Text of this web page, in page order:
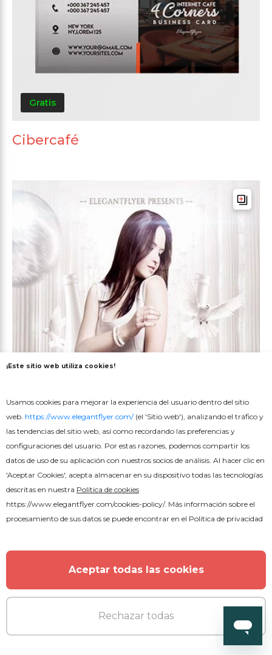
Gratis
Cibercafé
Premium
¡Este sitio web utiliza cookies!
Usamos cookies para mejorar la experiencia del usuario dentro del sitio
web. https://www.elegantflyer.com/(el 'Sitio web'), analizando el tráfico y
las tendencias del sitio web, así como recordando las preferencias y
configuraciones del usuario. Por estas razones, podemos compartir los
datos de uso de su aplicación con nuestros socios de análisis. Al hacer clic en
'Aceptar Cookies', acepta almacenar en su dispositivo todas las tecnologías
descritas en nuestra Política de cookies
https://www.elegantflyer.com/cookies-policy/. Más información sobre el
procesamiento de sus datos se puede encontrar en el Política de privacidad
Aceptar todas las cookies
Rechazar todas